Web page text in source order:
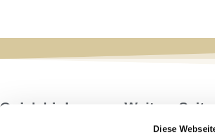
Diese
Quick Links Weitere Seiten